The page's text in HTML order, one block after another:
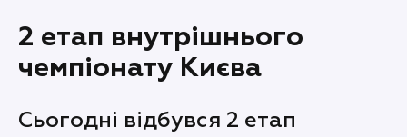
2 етап внутрішнього
чемпіонату Києва
Сьогодні відбувся 2 етап